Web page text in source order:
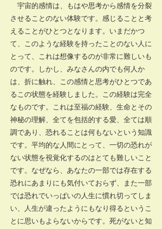
宇宙的感情は、もはや思考から感情を分裂
させることのない体験です。感じることと考
えることがひとつとなります。いまだかつ
て、このような経験を持ったことのない人に
とって、これは想像するのが非常に難しいも
のです。しかし、みなさんの内でも何人か
は、折に触れ、この感情と思考がひとつであ
るこの状態を経験しました。この経験は完全
なものです。これは至福の経験、生命とその
神秘の理解、全てを包括的する愛、全ては順
調であり、恐れることは何もないという知識
です。平均的な人間にとって、一切の恐れが
ない状態を視覚化するのはとても難しいこと
です。なぜなら、あなたの一部では存在する
恐れにあまりにも気付いておらず、また一部
では恐れでいっぱいの人生に慣れ切ってしま
い、人生が違ったようにもなり得るというこ
とに思いもよらないからです。死がないと知